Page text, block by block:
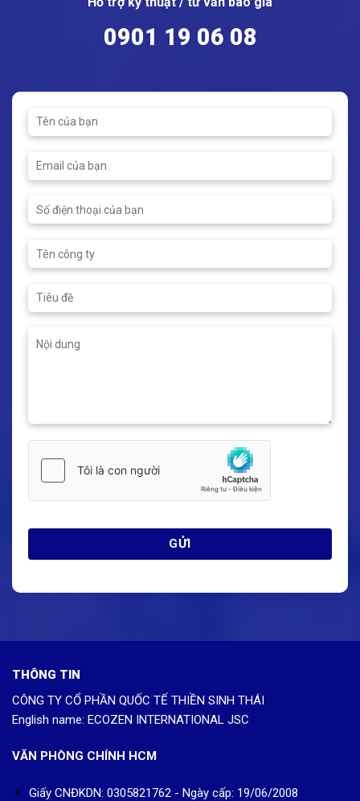
0901 19 06 08
THÔNG TIN
CÔNG TY CỔ PHẦN QUỐC TẾ THIỀN SINH THÁI
English name: ECOZEN INTERNATIONAL JSC
VĂN PHÒNG CHÍNH HCM
Giấy CNĐKDN: 0305821762 - Ngày cấp: 19/06/2008